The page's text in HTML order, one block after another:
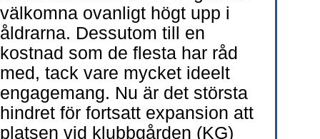
välkomna ovanligt högt upp i
åldrarna. Dessutom till en
kostnad som de flesta har råd
med, tack vare mycket ideelt
engagemang. Nu är det största
hindret för fortsatt expansion att
platsen vid klubbgården (KG)